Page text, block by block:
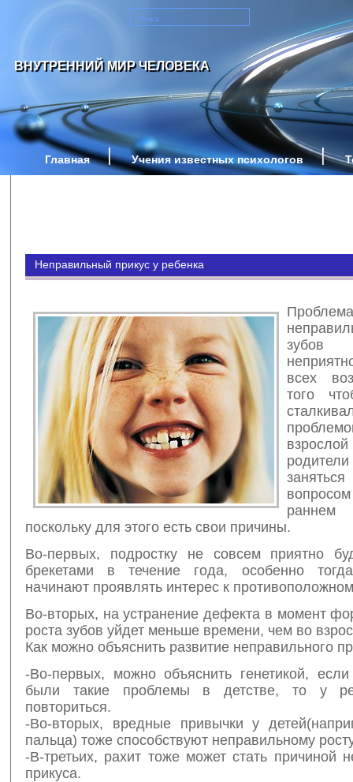
ВНУТРЕННИЙ МИР ЧЕЛОВЕКА
Главная Учения известных психологов
Неправильный прикус у ребенка
Проблема
зубов
всех
того
поскольку для этого есть свои причины.
Во-первых, подростку не совсем приятно
брекетами в течение года, особенно
начинают проявлять интерес к
Во-вторых, на устранение дефекта в момент
роста зубов уйдет меньше времени, чем во
Как можно объяснить развитие неправильного
-Во-первых, можно объяснить генетикой,
были такие проблемы в детстве, то у
повториться.
-Во-вторых, вредные привычки у
пальца) тоже способствуют неправильному
-В-третьих, рахит тоже может стать причиной
прикуса.